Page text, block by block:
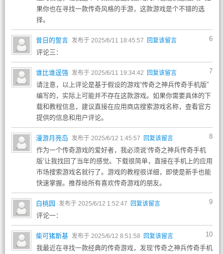
果你也在寻找一款传奇风格的手游，这款游戏是个不错的选
择。
6
昔日的誓言 发布于 2025/6/11 18:45:57 回复该留言
评论三：
7
谁比谁逞强 发布于 2025/6/11 19:34:42 回复该留言
请注意，以上评论是基于假设的游戏“传奇之神兵传奇手机版”
编写的，实际上可能并不存在这款游戏。如果你需要具体的下
载和教程信息，建议直接在应用商店搜索游戏名称，查看官方
提供的信息和用户评论。
8
漫游月亮岛 发布于 2025/6/12 1:45:57 回复该留言
作为一个传奇游戏的爱好者，我必须说‘传奇之神兵传奇手机
版’让我找回了当年的感觉。下载很简单，直接在手机上的应用
市场搜索游戏名就行了。游戏的教程很详细，即使是新手也能
快速掌握。推荐给所有喜欢传奇游戏的朋友。
9
白桃园 发布于 2025/6/12 1:52:47 回复该留言
评论一：
10
柴可猪斯基 发布于 2025/6/12 8:51:58 回复该留言
我最近在寻找一款经典的传奇游戏，发现‘传奇之神兵传奇手机